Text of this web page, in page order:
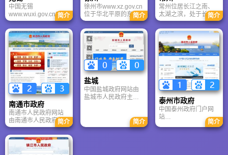
信息。
“我的南京”客户端实现
PC端与移动端服务同
步。依托集约化云平
台，打造公开透明、
服务高效、互动便民
的数字政府核心平
台。
中国无锡
www.wuxi.gov.cn??是
在无锡市委、市政府
领导亲自关心、 指导
下建立和发展起来的
政府门户网站，这是
一个依托因特网，集
对外宣传、政务公
开、网上办事、政民
互动功能于一体，市
县区两级政府统一对
外的政府门户网站。
积极推进了各种网上
便民服务，努力把政
府网站建设成展示无
锡形象的总窗口，为
民服务的总平台，联
系群众的现代化桥
简介
徐州市www.xz.gov.cn
位于华北平原的东南
部，域内除中部和东
部存在少数丘岗外，
大部皆为平原。丘陵
海拨一般在100－200
米左右，丘陵山地面
积约占全市9.4%。丘
陵山地分两大群，一
群分布于市域中部，
山体高低不一，其中
贾汪区中部的大洞山
为全市最高峰 ，海拔
新沂市北部的马陵
山，海拔122.9米。平
简介
常州位居长江之南、
太湖之滨，处于长三
角中心地带，与上
海、南京两大都市等
距相望，与苏州、无
锡联袂成片，构成苏
锡常都市圈。常州是
一座有着3200年左右
文字记载的历史文化
古城。春秋末期前547
年，吴王寿梦第四子
季札封邑延陵，开始
了长达2500多年有准
确纪年和确切地名的
历史。西汉高祖五年
前202年改称毗陵。西
晋武帝太康二年281
简介
南通市政府
南通市人民政府网站
由南通市人民政府主
办、南通市人民政府
办公室承办、南通市
大数据管理中心具体
建设管理。
简介
盐城
中国盐城政府网站由
盐城市人民政府主
建设过程中我们始终
以宣传盐城、服务社
简介
泰州市政府
中国泰州政府门户网
站
www.taizhou.gov.cn
始建于1999年，是江
简介